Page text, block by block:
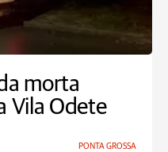
morta
Vila Odete
PONTA GROSSA